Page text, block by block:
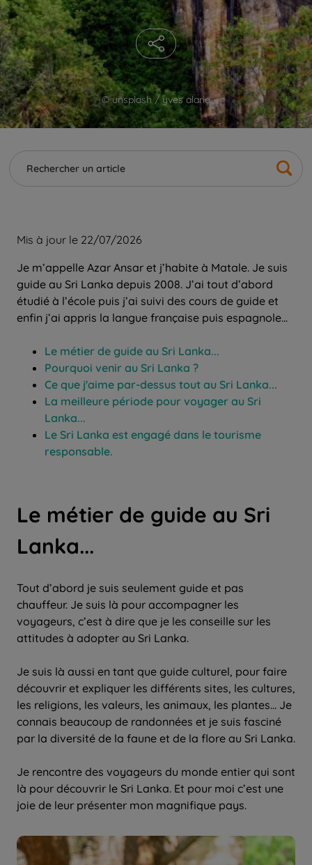
© unsplash / yves alarie
Mis à jour le 22/07/2026
Je m’appelle Azar Ansar et j’habite à Matale. Je suis
guide au Sri Lanka depuis 2008. J’ai tout d’abord
étudié à l’école puis j’ai suivi des cours de guide et
enfin j’ai appris la langue française puis espagnole...
Le métier de guide au Sri Lanka...
Pourquoi venir au Sri Lanka ?
Ce que j'aime par-dessus tout au Sri Lanka...
La meilleure période pour voyager au Sri
Lanka...
Le Sri Lanka est engagé dans le tourisme
responsable.​
Le métier de guide au Sri
Lanka...
Tout d’abord je suis seulement guide et pas
chauffeur. Je suis là pour accompagner les
voyageurs, c’est à dire que je les conseille sur les
attitudes à adopter au Sri Lanka.
Je suis là aussi en tant que guide culturel, pour faire
découvrir et expliquer les différents sites, les cultures,
les religions, les valeurs, les animaux, les plantes… Je
connais beaucoup de randonnées et je suis fasciné
par la diversité de la faune et de la flore au Sri Lanka.
Je rencontre des voyageurs du monde entier qui sont
là pour découvrir le Sri Lanka. Et pour moi c’est une
joie de leur présenter mon magnifique pays.